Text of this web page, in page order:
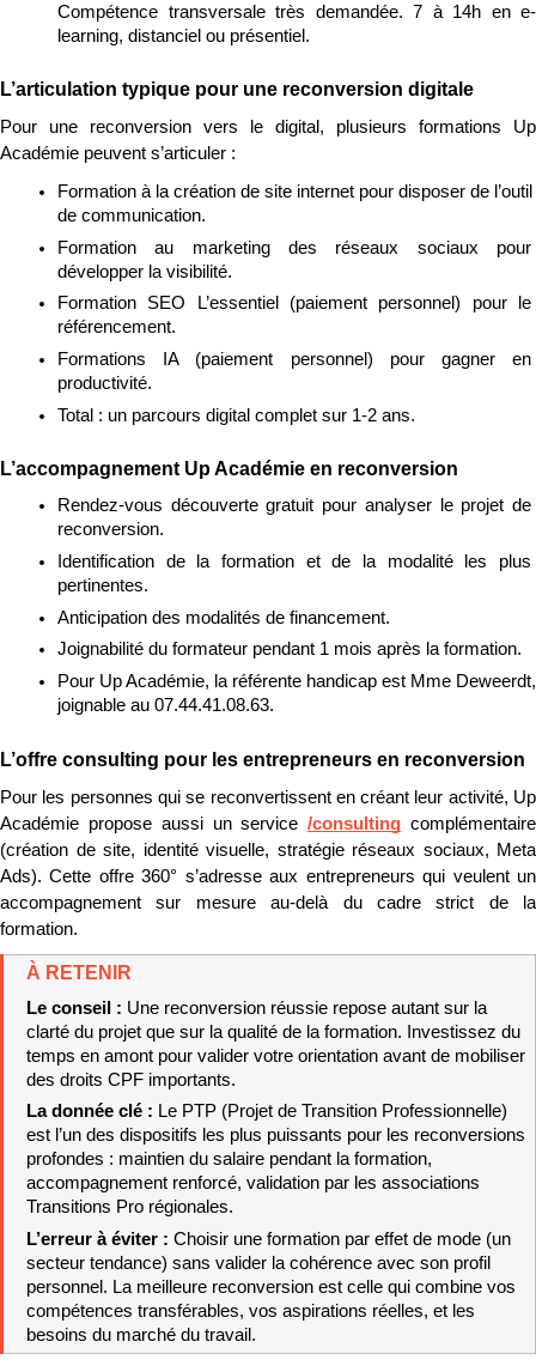
Compétence transversale très demandée. 7 à 14h en e-
learning, distanciel ou présentiel.
L’articulation typique pour une reconversion digitale
Pour une reconversion vers le digital, plusieurs formations Up
Académie peuvent s’articuler :
Formation à la création de site internet pour disposer de l’outil
de communication.
Formation au marketing des réseaux sociaux pour
développer la visibilité.
Formation SEO L’essentiel (paiement personnel) pour le
référencement.
Formations IA (paiement personnel) pour gagner en
productivité.
Total : un parcours digital complet sur 1-2 ans.
L’accompagnement Up Académie en reconversion
Rendez-vous découverte gratuit pour analyser le projet de
reconversion.
Identification de la formation et de la modalité les plus
pertinentes.
Anticipation des modalités de financement.
Joignabilité du formateur pendant 1 mois après la formation.
Pour Up Académie, la référente handicap est Mme Deweerdt,
joignable au 07.44.41.08.63.
L’offre consulting pour les entrepreneurs en reconversion
Pour les personnes qui se reconvertissent en créant leur activité, Up
Académie propose aussi un service /consulting complémentaire
(création de site, identité visuelle, stratégie réseaux sociaux, Meta
Ads). Cette offre 360° s’adresse aux entrepreneurs qui veulent un
accompagnement sur mesure au-delà du cadre strict de la
formation.
À RETENIR
Le conseil : Une reconversion réussie repose autant sur la
clarté du projet que sur la qualité de la formation. Investissez du
temps en amont pour valider votre orientation avant de mobiliser
des droits CPF importants.
La donnée clé : Le PTP (Projet de Transition Professionnelle)
est l’un des dispositifs les plus puissants pour les reconversions
profondes : maintien du salaire pendant la formation,
accompagnement renforcé, validation par les associations
Transitions Pro régionales.
L’erreur à éviter : Choisir une formation par effet de mode (un
secteur tendance) sans valider la cohérence avec son profil
personnel. La meilleure reconversion est celle qui combine vos
compétences transférables, vos aspirations réelles, et les
besoins du marché du travail.